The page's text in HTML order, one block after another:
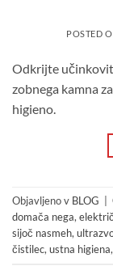
POSTED
Odkrijte
zobnega kamna
higieno.
Objavljeno v BLOG
domača nega,
sijoč nasmeh,
čistilec, ustna higiena,